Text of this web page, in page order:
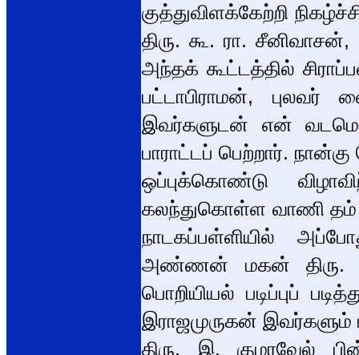
குத்துவிளக்கேற்றி
திரு. கூ. ரா.
அந்தக் கூட்டத்தில்
பட்டாபிராமன், புலவர்
இவர்களுடன் என்
பாராட்டப் பெற்றார்.
ஒப்புக்கொண்டு
கலந்துகொள்ள வாணி தம்
நாடகப்பள்ளியில்
அண்ணன் மகன் திரு. இ.
பொறியியல் படிப்புப்
இராஜமுருகன்
திரு. இ. குமரவேல்